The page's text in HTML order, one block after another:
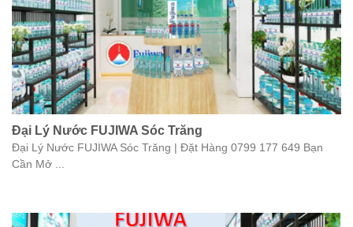
Đại Lý Nước FUJIWA Sóc Trăng
Đại Lý Nước FUJIWA Sóc Trăng | Đặt Hàng 0799 177 649 Bạn
Cần Mở ...